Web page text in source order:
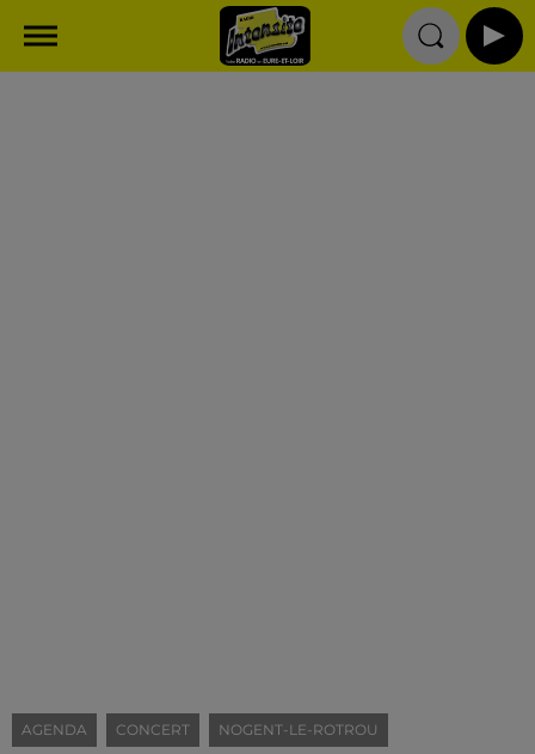
AGENDA CONCERT NOGENT-LE-ROTROU